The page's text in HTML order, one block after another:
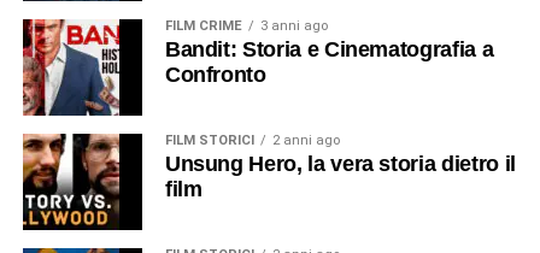
FILM CRIME 3 anni ago
Bandit: Storia e Cinematografia a
Confronto
FILM STORICI 2 anni ago
Unsung Hero, la vera storia dietro il
film